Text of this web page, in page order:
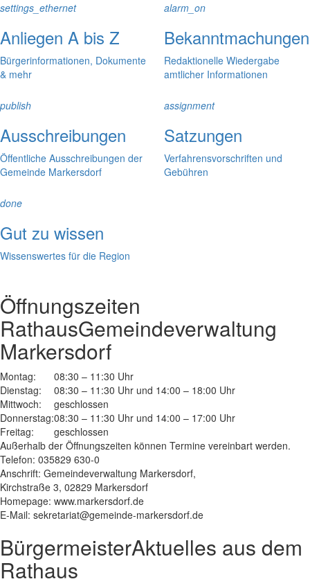
settings_ethernet
Anliegen A bis Z
Bürgerinformationen, Dokumente
& mehr
alarm_on
Bekanntmachungen
Redaktionelle Wiedergabe
amtlicher Informationen
publish
Ausschreibungen
Öffentliche Ausschreibungen der
Gemeinde Markersdorf
assignment
Satzungen
Verfahrensvorschriften und
Gebühren
done
Gut zu wissen
Wissenswertes für die Region
Öffnungszeiten
RathausGemeindeverwaltung
Markersdorf
Montag:
08:30 – 11:30 Uhr
Dienstag:
08:30 – 11:30 Uhr und 14:00 – 18:00 Uhr
Mittwoch:
geschlossen
Donnerstag:08:30 – 11:30 Uhr und 14:00 – 17:00 Uhr
Freitag:
geschlossen
Außerhalb der Öffnungszeiten können Termine vereinbart werden.
Telefon: 035829 630-0
Anschrift: Gemeindeverwaltung Markersdorf,
Kirchstraße 3, 02829 Markersdorf
Homepage: www.markersdorf.de
E-Mail: sekretariat@gemeinde-markersdorf.de
BürgermeisterAktuelles aus dem
Rathaus